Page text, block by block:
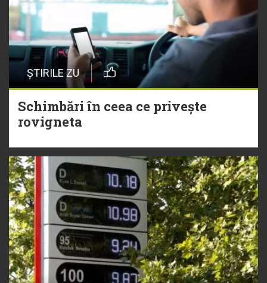
ȘTIRILE ZU
Schimbări în ceea ce privește
rovigneta